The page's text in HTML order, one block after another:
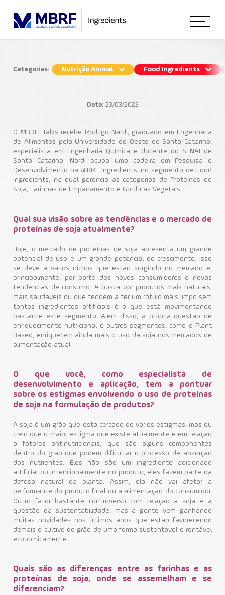
Animal Nutrition
Food Ingredients
Contato
de soja na indústria
Food Ingredients Institucional
Proteínas de Soja BRFi Talks
Categorias: Nutrição Animal Food Ingredients
Data:23/03/2023
O MBRFi Talks recebe Rodrigo Nardi, graduado em Engenharia
de Alimentos pela Universidade do Oeste de Santa Catarina,
especialista em Engenharia Química e docente do SENAI de
Santa Catarina. Nardi ocupa uma cadeira em Pesquisa e
Desenvolvimento na MBRF Ingredients, no segmento de Food
Ingredients, na qual gerencia as categorias de Proteínas de
Soja, Farinhas de Empanamento e Gorduras Vegetais.
Qual sua visão sobre as tendências e o mercado de
proteínas de soja atualmente?
Hoje, o mercado de proteínas de soja apresenta um grande
potencial de uso e um grande potencial de crescimento. Isso
se deve a vários nichos que estão surgindo no mercado e,
principalmente, por parte dos novos consumidores e novas
tendências de consumo. A busca por produtos mais naturais,
mais saudáveis ou que tendem a ter um rótulo mais limpo sem
tantos ingredientes artificiais é o que está movimentando
bastante este segmento. Além disso, a própria questão de
enriquecimento nutricional e outros segmentos, como o Plant
Based, enriquecem ainda mais o uso da soja nos mercados de
alimentação atual.
O que você, como especialista de
desenvolvimento e aplicação, tem a pontuar
sobre os estigmas envolvendo o uso de proteínas
de soja na formulação de produtos?
A soja é um grão que está cercado de vários estigmas, mas eu
creio que o maior estigma que existe atualmente é em relação
a fatores antinutricionais, que são alguns componentes
dentro do grão que podem dificultar o processo de absorção
dos nutrientes. Eles não são um ingrediente adicionado
artificial ou intencionalmente no produto, eles fazem parte da
defesa natural da planta. Assim, ela não vai afetar a
performance do produto final ou a alimentação do consumidor.
Outro fator bastante controverso com relação à soja é a
questão da sustentabilidade, mas a gente vem ganhando
muitas novidades nos últimos anos que estão favorecendo
demais o cultivo do grão de uma forma sustentável e rentável
economicamente.
Quais são as diferenças entre as farinhas e as
proteínas de soja, onde se assemelham e se
diferenciam?